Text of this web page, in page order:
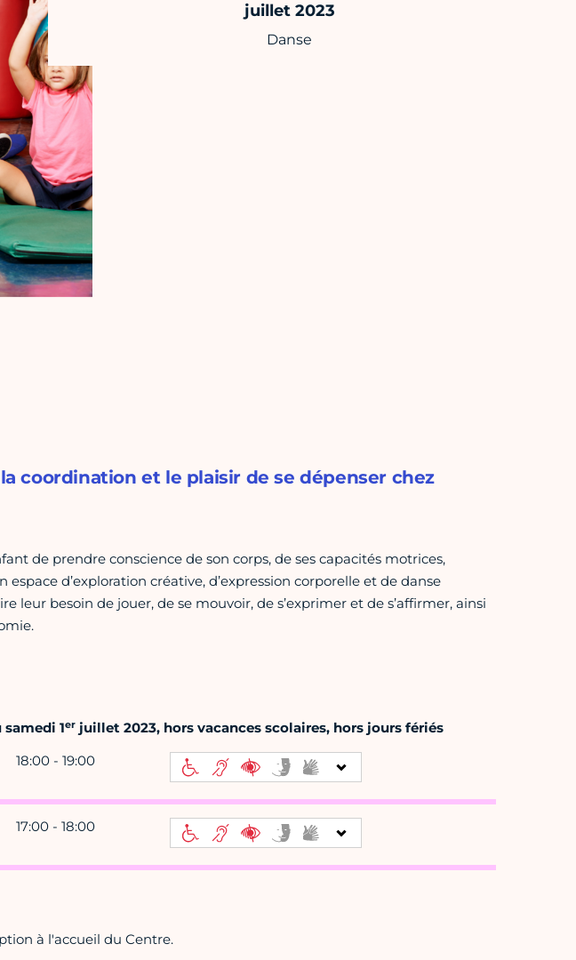
juillet 2023
Danse
coordination et le plaisir de se dépenser chez
de prendre conscience de son corps, de ses capacités motrices,
d’exploration créative, d’expression corporelle et de danse
leur besoin de jouer, de se mouvoir, de s’exprimer et de s’affirmer, ainsi
1erjuillet 2023, hors vacances scolaires, hors jours fériés
18:00 - 19:00
17:00 - 18:00
à l'accueil du Centre.